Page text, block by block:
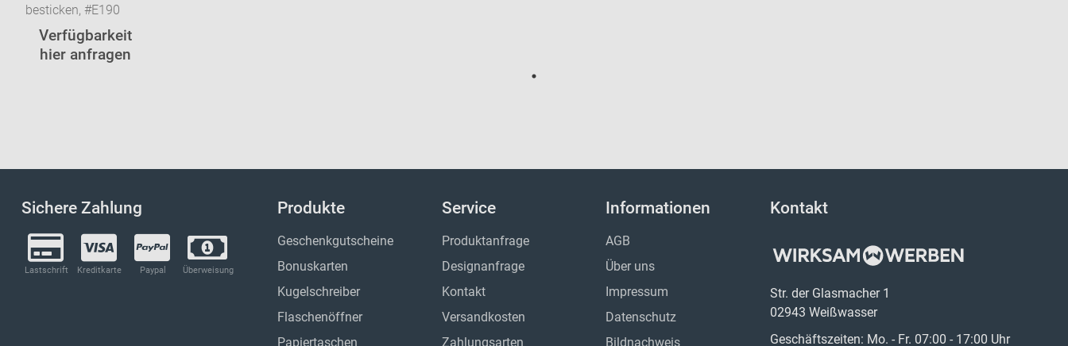
besticken, #E190
Verfügbarkeit
hier anfragen
Sichere Zahlung
Lastschrift Kreditkarte Paypal Überweisung
Produkte
Geschenkgutscheine
Bonuskarten
Kugelschreiber
Flaschenöffner
Papiertaschen
Service
Produktanfrage
Designanfrage
Kontakt
Versandkosten
Zahlungsarten
Informationen
AGB
Über uns
Impressum
Datenschutz
Bildnachweis
Kontakt
Str. der Glasmacher 1
02943 Weißwasser
Geschäftszeiten: Mo. - Fr. 07:00 - 17:00 Uhr